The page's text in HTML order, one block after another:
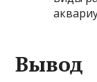
Вывод